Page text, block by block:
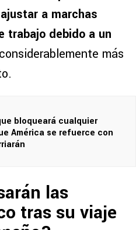
a marchas
trabajo debido a un
considerablemente más
bloqueará cualquier
América se refuerce con
las
tras su viaje